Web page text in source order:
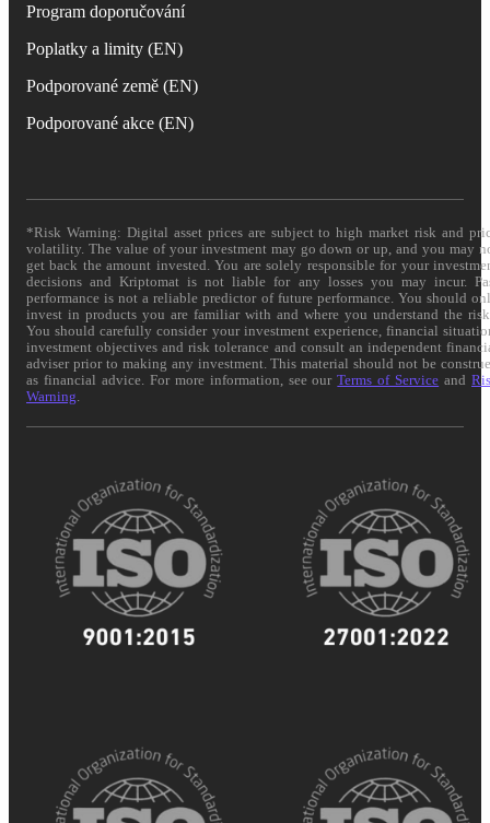
Program doporučování
Poplatky a limity (EN)
Podporované země (EN)
Podporované akce (EN)
*Risk Warning: Digital asset prices are subject to high market risk and
volatility. The value of your investment may go down or up, and you may
get back the amount invested. You are solely responsible for your
decisions and Kriptomat is not liable for any losses you may incur.
performance is not a reliable predictor of future performance. You should
invest in products you are familiar with and where you understand the
You should carefully consider your investment experience, financial
investment objectives and risk tolerance and consult an independent
adviser prior to making any investment. This material should not be
as financial advice. For more information, see ourTerms of Service and
Warning